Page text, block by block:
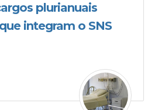
plurianuais
integram o SNS